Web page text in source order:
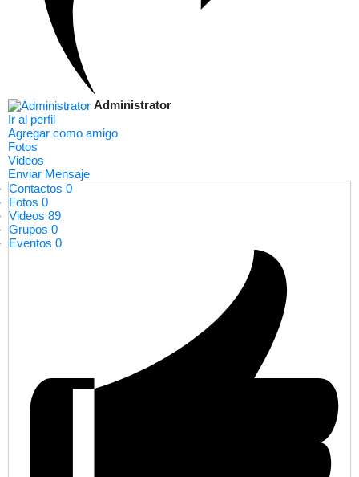
Administrator
Ir al perfil
Agregar como amigo
Fotos
Videos
Enviar Mensaje
Contactos 0
Fotos 0
Videos 89
Grupos 0
Eventos 0